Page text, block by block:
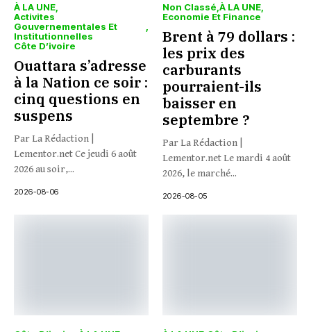
À LA UNE
Activites
Gouvernementales Et
Institutionnelles
Côte D’ivoire
Ouattara s’adresse
à la Nation ce soir :
cinq questions en
suspens
Par La Rédaction |
Lementor.net Ce jeudi 6 août
2026 au soir,...
2026-08-06
Non Classé À LA UNE
Economie Et Finance
Brent à 79 dollars :
les prix des
carburants
pourraient-ils
baisser en
septembre ?
Par La Rédaction |
Lementor.net Le mardi 4 août
2026, le marché...
2026-08-05